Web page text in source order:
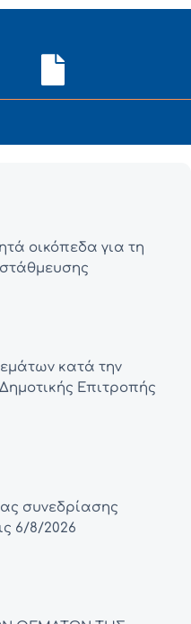
οικόπεδα για τη
κατά την
Επιτροπής
συνεδρίασης
6/8/2026